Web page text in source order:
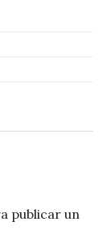
publicar un